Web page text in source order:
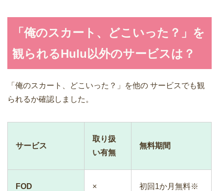
「俺のスカート、どこいった？」を
観られるHulu以外のサービスは？
「俺のスカート、どこいった？」を他の サービスでも観
られるか確認しました。
サービス
取り扱
い有無
無料期間
FOD × 初回1か月無料※